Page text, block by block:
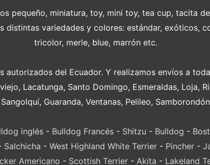
pequeño, miniatura, toy, mini toy, tea cup, tacita
distintas variedades y colores: estándar, exóticos,
tricolor, merle, blue, marrón etc.
del Ecuador. Y realizamos envíos a
Lacatunga, Santo Domingo, Esmeraldas, Loja,
Guaranda, Ventanas, Pelileo,
inglés - Bulldog Francés - Shitzu - Bulldog -
Salchicha - West Highland White Terrier- Pincher-
Americano - Scottish Terrier- Akita - Lakeland